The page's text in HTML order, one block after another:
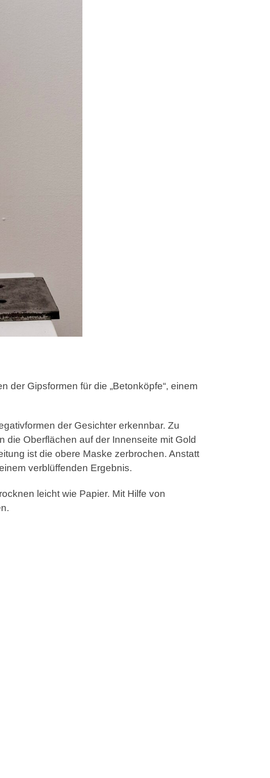
der Gipsformen für die „Betonköpfe“, einem
der Gesichter erkennbar. Zu
Oberflächen auf der Innenseite mit Gold
ist die obere Maske zerbrochen. Anstatt
verblüffenden Ergebnis.
leicht wie Papier. Mit Hilfe von